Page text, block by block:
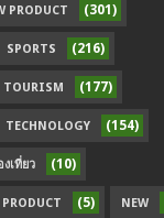
PRODUCT (301)
SPORTS (216)
TOURISM (177)
TECHNOLOGY (154)
งเที่ยว (10)
PRODUCT (5) NEW